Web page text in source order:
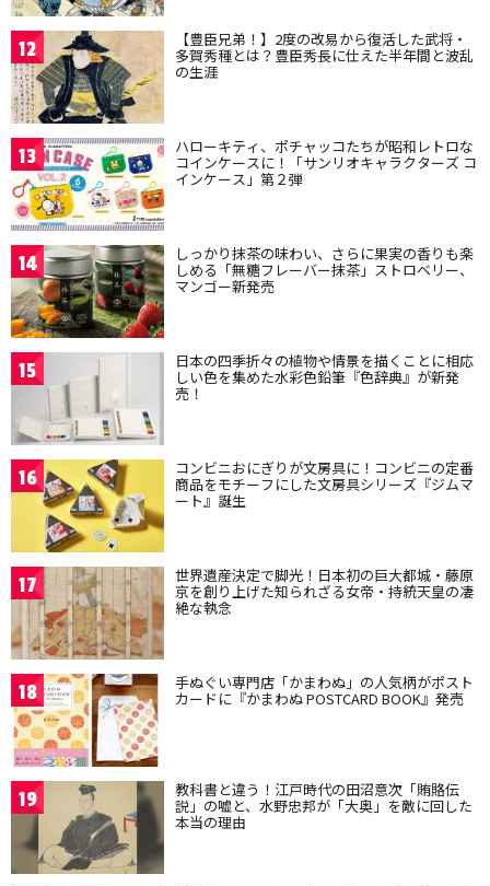
12 【豊臣兄弟！】2度の改易から復活した武将・
多賀秀種とは？豊臣秀長に仕えた半年間と波乱
の生涯
13 ハローキティ、ポチャッコたちが昭和レトロな
コインケースに！「サンリオキャラクターズ コ
インケース」第２弾
14 しっかり抹茶の味わい、さらに果実の香りも楽
しめる「無糖フレーバー抹茶」ストロベリー、
マンゴー新発売
15 日本の四季折々の植物や情景を描くことに相応
しい色を集めた水彩色鉛筆『色辞典』が新発
売！
16 コンビニおにぎりが文房具に！コンビニの定番
商品をモチーフにした文房具シリーズ『ジムマ
ート』誕生
17 世界遺産決定で脚光！日本初の巨大都城・藤原
京を創り上げた知られざる女帝・持統天皇の凄
絶な執念
18 手ぬぐい専門店「かまわぬ」の人気柄がポスト
カードに『かまわぬ POSTCARD BOOK』発売
19 教科書と違う！江戸時代の田沼意次「賄賂伝
説」の嘘と、水野忠邦が「大奥」を敵に回した
本当の理由